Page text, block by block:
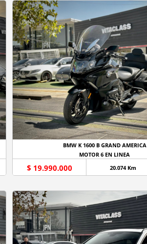
BMW K 1600 B GRAND AMERICA
MOTOR 6 EN LINEA
$ 19.990.000 20.074 Km